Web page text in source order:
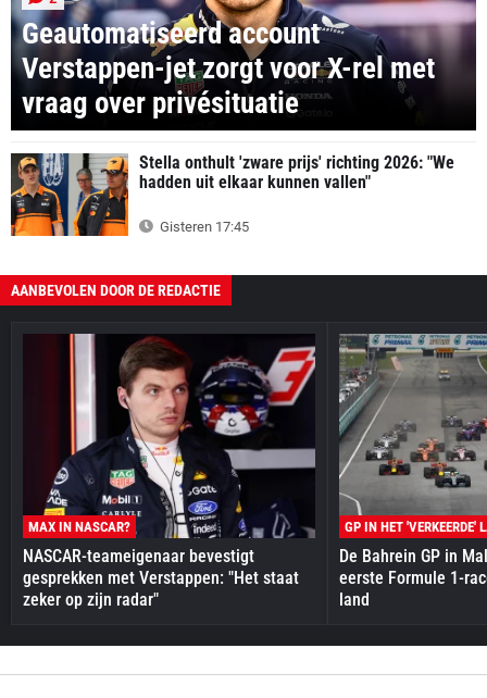
Geautomatiseerd account
Verstappen-jet zorgt voor X-rel met
vraag over privésituatie
Stella onthult 'zware prijs' richting 2026: "We
hadden uit elkaar kunnen vallen"
Gisteren 17:45
AANBEVOLEN DOOR DE REDACTIE
MAX IN NASCAR?
NASCAR-teameigenaar bevestigt
gesprekken met Verstappen: "Het staat
zeker op zijn radar"
GP IN HET 'VERKEERDE'
De Bahrein GP in
eerste Formule 1-
land